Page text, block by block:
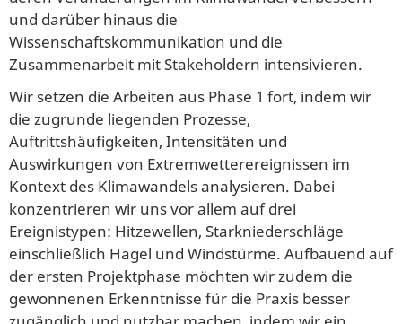
und darüber hinaus die
Wissenschaftskommunikation und die
Zusammenarbeit mit Stakeholdern intensivieren.
Wir setzen die Arbeiten aus Phase 1 fort, indem wir
die zugrunde liegenden Prozesse,
Auftrittshäufigkeiten, Intensitäten und
Auswirkungen von Extremwetterereignissen im
Kontext des Klimawandels analysieren. Dabei
konzentrieren wir uns vor allem auf drei
Ereignistypen: Hitzewellen, Starkniederschläge
einschließlich Hagel und Windstürme. Aufbauend auf
der ersten Projektphase möchten wir zudem die
gewonnenen Erkenntnisse für die Praxis besser